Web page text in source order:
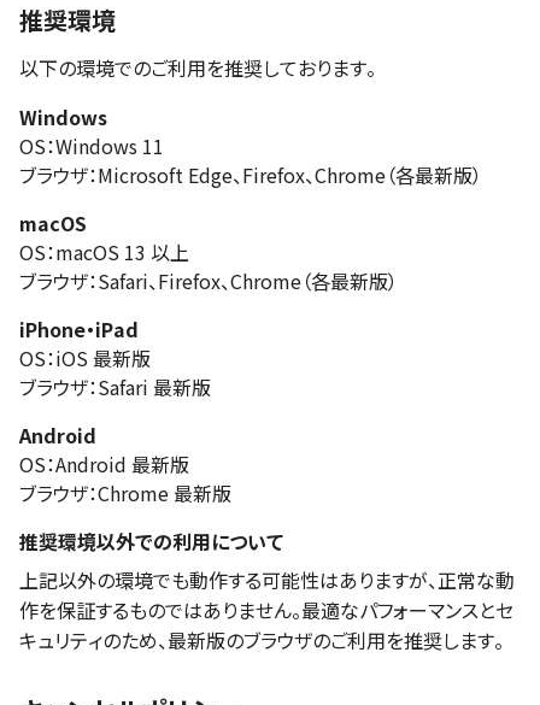
推奨環境
以下の環境でのご利用を推奨しております。
Windows
OS：Windows 11
ブラウザ：Microsoft Edge、Firefox、Chrome（各最新版）
macOS
OS：macOS 13 以上
ブラウザ：Safari、Firefox、Chrome（各最新版）
iPhone・iPad
OS：iOS 最新版
ブラウザ：Safari 最新版
Android
OS：Android 最新版
ブラウザ：Chrome 最新版
推奨環境以外での利用について
上記以外の環境でも動作する可能性はありますが、正常な動
作を保証するものではありません。最適なパフォーマンスとセ
キュリティのため、最新版のブラウザのご利用を推奨します。